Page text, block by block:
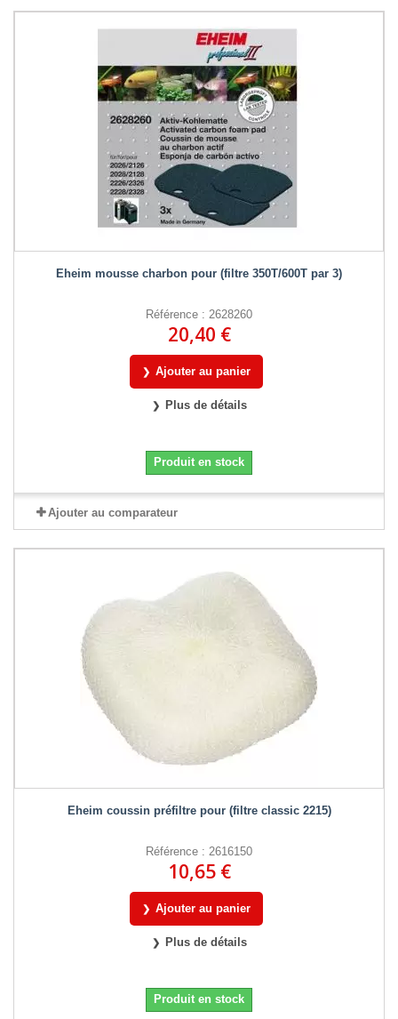
Eheim mousse charbon pour (filtre 350T/600T par 3)
Référence : 2628260
20,40 €
Ajouter au panier
Plus de détails
Produit en stock
Ajouter au comparateur
Eheim coussin préfiltre pour (filtre classic 2215)
Référence : 2616150
10,65 €
Ajouter au panier
Plus de détails
Produit en stock